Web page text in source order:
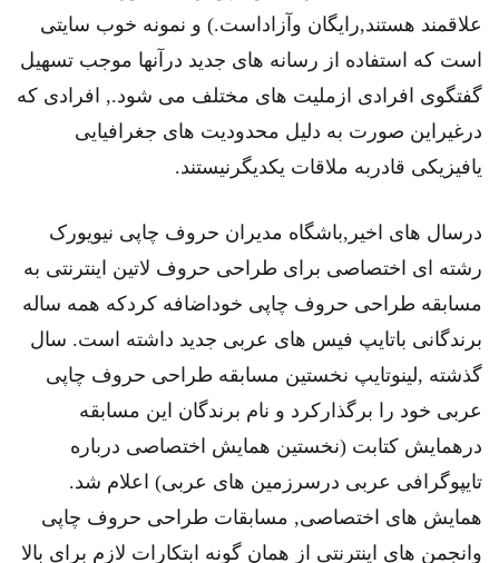
علاقمند هستند,رایگان وآزاداست.) و نمونه خوب سایتی
است که استفاده از رسانه های جدید درآنها موجب تسهیل
گفتگوی افرادی ازملیت های مختلف می شود., افرادی که
درغیراین صورت به دلیل محدودیت های جغرافیایی
یافیزیکی قادربه ملاقات یکدیگرنیستند.
درسال های اخیر,باشگاه مدیران حروف چاپی نیویورک
رشته ای اختصاصی برای طراحی حروف لاتین اینترنتی به
مسابقه طراحی حروف چاپی خوداضافه کردکه همه ساله
برندگانی باتایپ فیس های عربی جدید داشته است. سال
گذشته ,لینوتایپ نخستین مسابقه طراحی حروف چاپی
عربی خود را برگذارکرد و نام برندگان این مسابقه
درهمایش کتابت (نخستین همایش اختصاصی درباره
تایپوگرافی عربی درسرزمین های عربی) اعلام شد.
همایش های اختصاصی, مسابقات طراحی حروف چاپی
وانجمن های اینترنتی از همان گونه ابتکارات لازم برای بالا